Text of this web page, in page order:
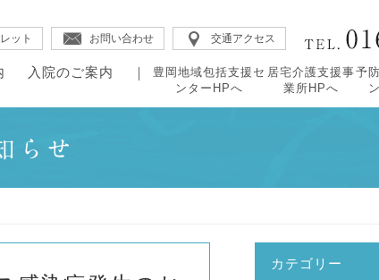
・理念
・すこやか85号
・外来のご案内
・診療科・センター紹介
・教授紹介
入院のご案内
・はじめに
・入退院の手続き
・医療福祉相談
・レスパイ
豊岡地域包括支援セ
ンターHPへ
居宅介護支援事
業所HPへ
予
ット お問い合わせ 交通アクセス
カテゴリー